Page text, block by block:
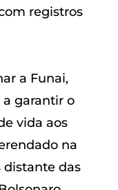
registros
a Funai,
garantir o
vida aos
na
distante das